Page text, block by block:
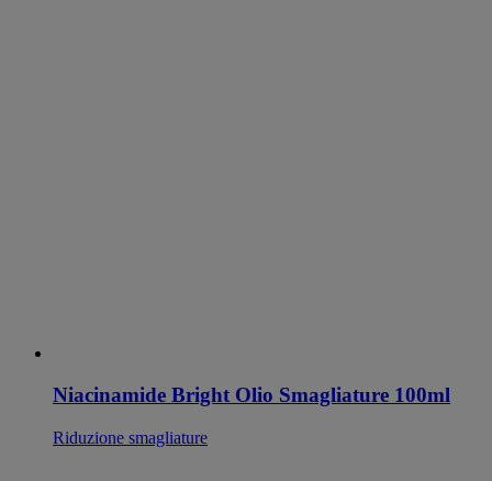
Niacinamide Bright Olio Smagliature 100ml
Riduzione smagliature